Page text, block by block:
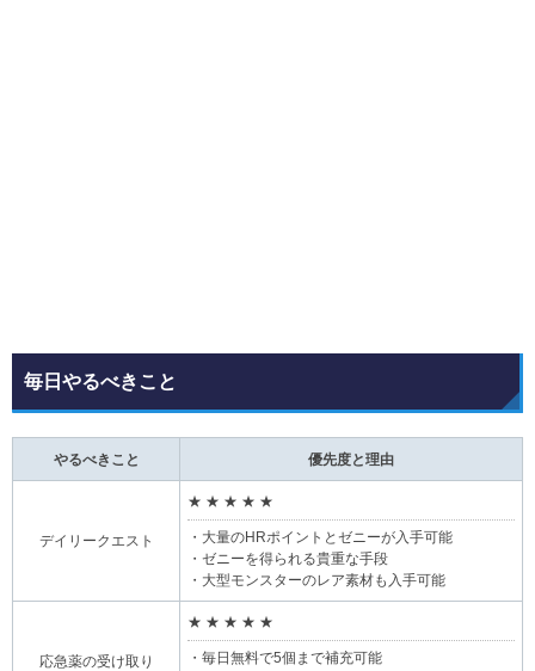
毎日やるべきこと
やるべきこと 優先度と理由
デイリークエスト
★ ★ ★ ★ ★
・大量のHRポイントとゼニーが入手可能
・ゼニーを得られる貴重な手段
・大型モンスターのレア素材も入手可能
応急薬の受け取り
★ ★ ★ ★ ★
・毎日無料で5個まで補充可能